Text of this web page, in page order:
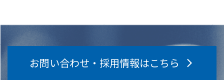
お問い合わせ・採用情報はこちら